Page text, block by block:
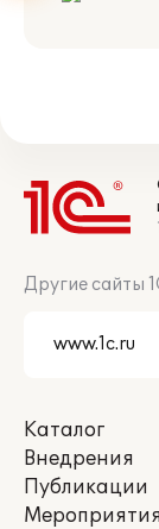
Другие сайты
Каталог
Внедрения
Публикации
Мероприятия